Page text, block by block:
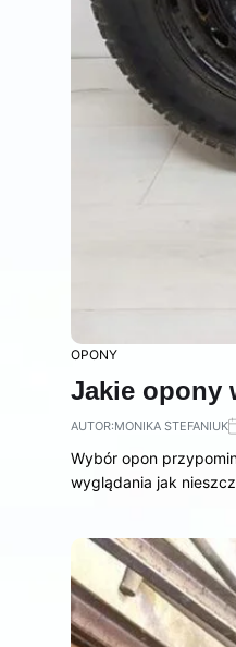
OPONY
Jakie opony
AUTOR:MONIKA STEFANIUK
Wybór opon
wyglądania jak